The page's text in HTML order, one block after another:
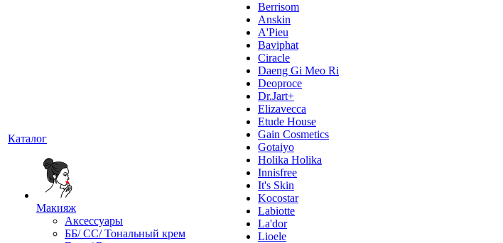
Каталог
Макияж
Аксессуары
ББ/ СС/ Тональный крем
Berrisom
Anskin
A'Pieu
Baviphat
Ciracle
Daeng Gi Meo Ri
Deoproce
Dr.Jart+
Elizavecca
Etude House
Gain Cosmetics
Gotaiyo
Holika Holika
Innisfree
It's Skin
Kocostar
Labiotte
La'dor
Lioele